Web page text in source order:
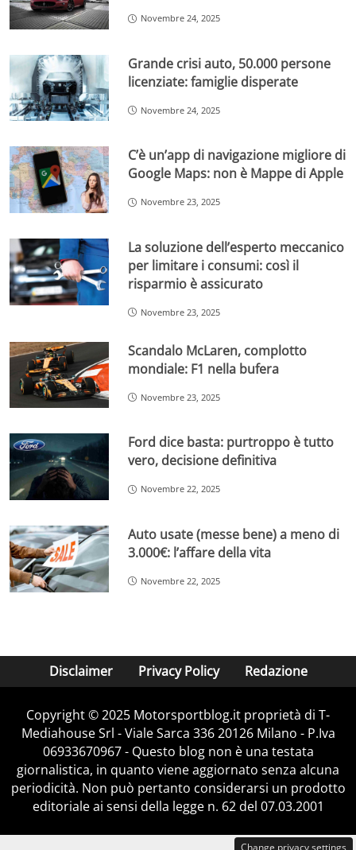
Novembre 24, 2025
Grande crisi auto, 50.000 persone
licenziate: famiglie disperate
Novembre 24, 2025
C’è un’app di navigazione migliore di
Google Maps: non è Mappe di Apple
Novembre 23, 2025
La soluzione dell’esperto meccanico
per limitare i consumi: così il
risparmio è assicurato
Novembre 23, 2025
Scandalo McLaren, complotto
mondiale: F1 nella bufera
Novembre 23, 2025
Ford dice basta: purtroppo è tutto
vero, decisione definitiva
Novembre 22, 2025
Auto usate (messe bene) a meno di
3.000€: l’affare della vita
Novembre 22, 2025
Disclaimer Privacy Policy Redazione
Copyright © 2025 Motorsportblog.it proprietà di T-
Mediahouse Srl - Viale Sarca 336 20126 Milano - P.Iva
06933670967 - Questo blog non è una testata
giornalistica, in quanto viene aggiornato senza alcuna
periodicità. Non può pertanto considerarsi un prodotto
editoriale ai sensi della legge n. 62 del 07.03.2001
Change privacy settings